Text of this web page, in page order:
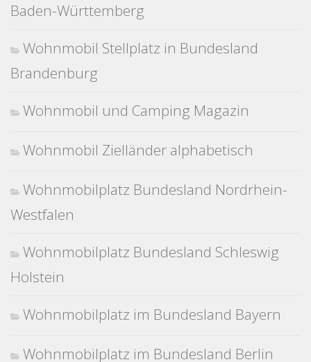
Baden-Württemberg
Wohnmobil Stellplatz in Bundesland
Brandenburg
Wohnmobil und Camping Magazin
Wohnmobil Zielländer alphabetisch
Wohnmobilplatz Bundesland Nordrhein-
Westfalen
Wohnmobilplatz Bundesland Schleswig
Holstein
Wohnmobilplatz im Bundesland Bayern
Wohnmobilplatz im Bundesland Berlin